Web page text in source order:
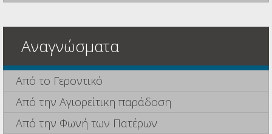
Αναγνώσματα
Από το Γεροντικό
Από την Αγιορείτικη παράδοση
Από την Φωνή των Πατέρων